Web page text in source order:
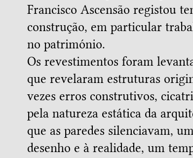
Francisco Ascensão registou
construção, em particular
no património.
Os revestimentos foram
que revelaram estruturas
vezes erros construtivos,
pela natureza estática da
que as paredes silenciavam,
desenho e à realidade, um